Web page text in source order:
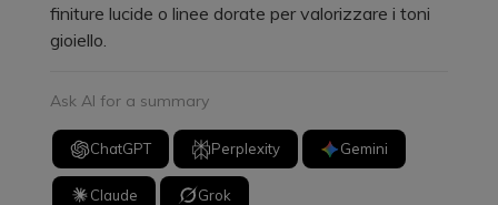
finiture lucide o linee dorate per valorizzare i toni
gioiello.
Ask AI for a summary
ChatGPT Perplexity Gemini
Claude Grok